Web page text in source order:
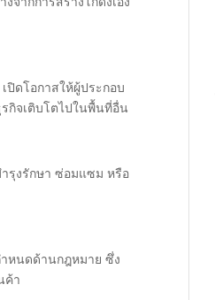
เปิดโอกาสให้ผู้ประกอบ
กิจเติบโตไปในพื้นที่อื่น
ำรุงรักษา ซ่อมแซม หรือ
หนดด้านกฎหมาย ซึ่ง
ค้า